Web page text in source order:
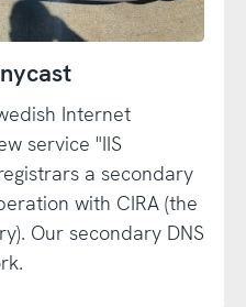
Internet
service "IIS
a secondary
with CIRA (the
Our secondary DNS